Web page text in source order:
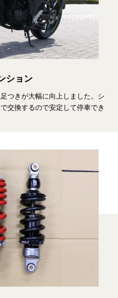
ション
つきが大幅に向上しました。シ
交換するので安定して停車でき